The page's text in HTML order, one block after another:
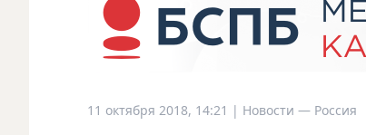
11 октября 2018, 14:21 | Новости — Россия